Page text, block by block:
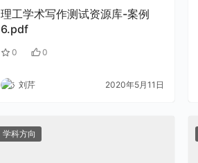
理工学术写作测试资源库-案例
6.pdf
0 0
刘芹 2020年5月11日
学科方向